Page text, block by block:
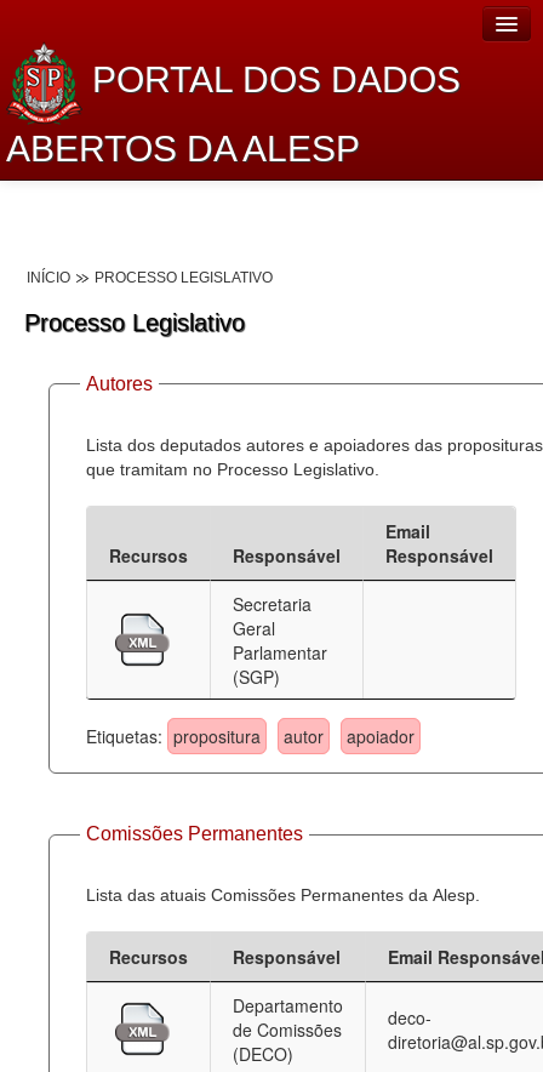
PORTAL DOS DADOS
ABERTOS DA ALESP
Lei de Acesso à Informação
Dados Governamentais Abertos
Planejamento
Catálogo de dados
Deputados Estaduais
Administração
Agenda
Perguntas frequentes
Contato
INÍCIO PROCESSO LEGISLATIVO
Processo Legislativo
Autores
Lista dos deputados autores e apoiadores das proposituras
que tramitam no Processo Legislativo.
Recursos Responsável
Email
Responsável
Secretaria
Geral
Parlamentar
(SGP)
Etiquetas: propositura autor apoiador
Comissões Permanentes
Lista das atuais Comissões Permanentes da Alesp.
Recursos Responsável
Email
Departamento
de Comissões
(DECO)
deco-